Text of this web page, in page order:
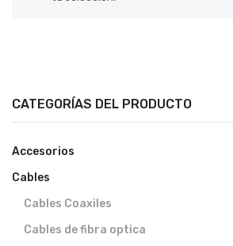
CATEGORÍAS DEL PRODUCTO
Accesorios
Cables
Cables Coaxiles
Cables de fibra optica